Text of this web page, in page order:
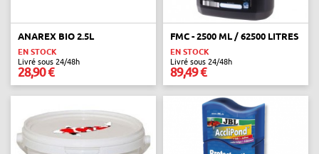
ANAREX BIO 2.5L
EN STOCK
Livré sous 24/48h
28,90 €
FMC - 2500 ML / 62500 LITRES
EN STOCK
Livré sous 24/48h
89,49 €